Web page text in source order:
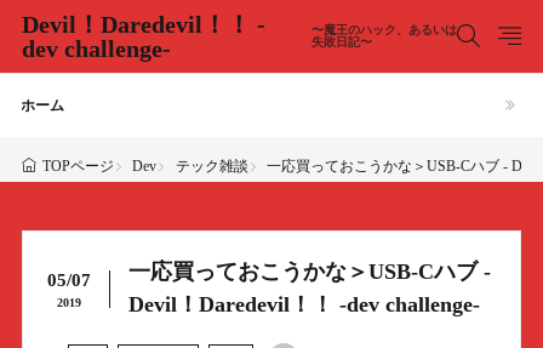
Devil！Daredevil！！ -
dev challenge-
〜魔王のハック、あるいは
失敗日記〜
ホーム
TOPページ Dev テック雑談 一応買っておこうかな＞USB-Cハブ - Devil
05/07
2019
一応買っておこうかな＞USB-Cハブ -
Devil！Daredevil！！ -dev challenge-